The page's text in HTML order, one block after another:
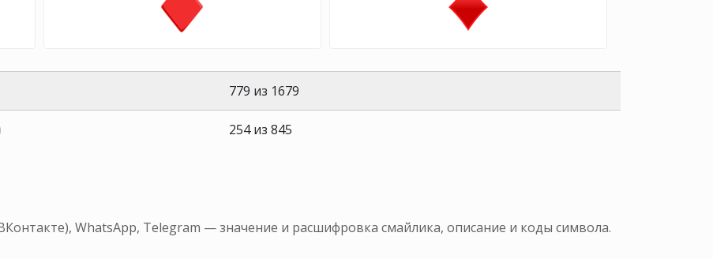
779 из 1679
254 из 845
WhatsApp, Telegram — значение и расшифровка смайлика, описание и коды символа.